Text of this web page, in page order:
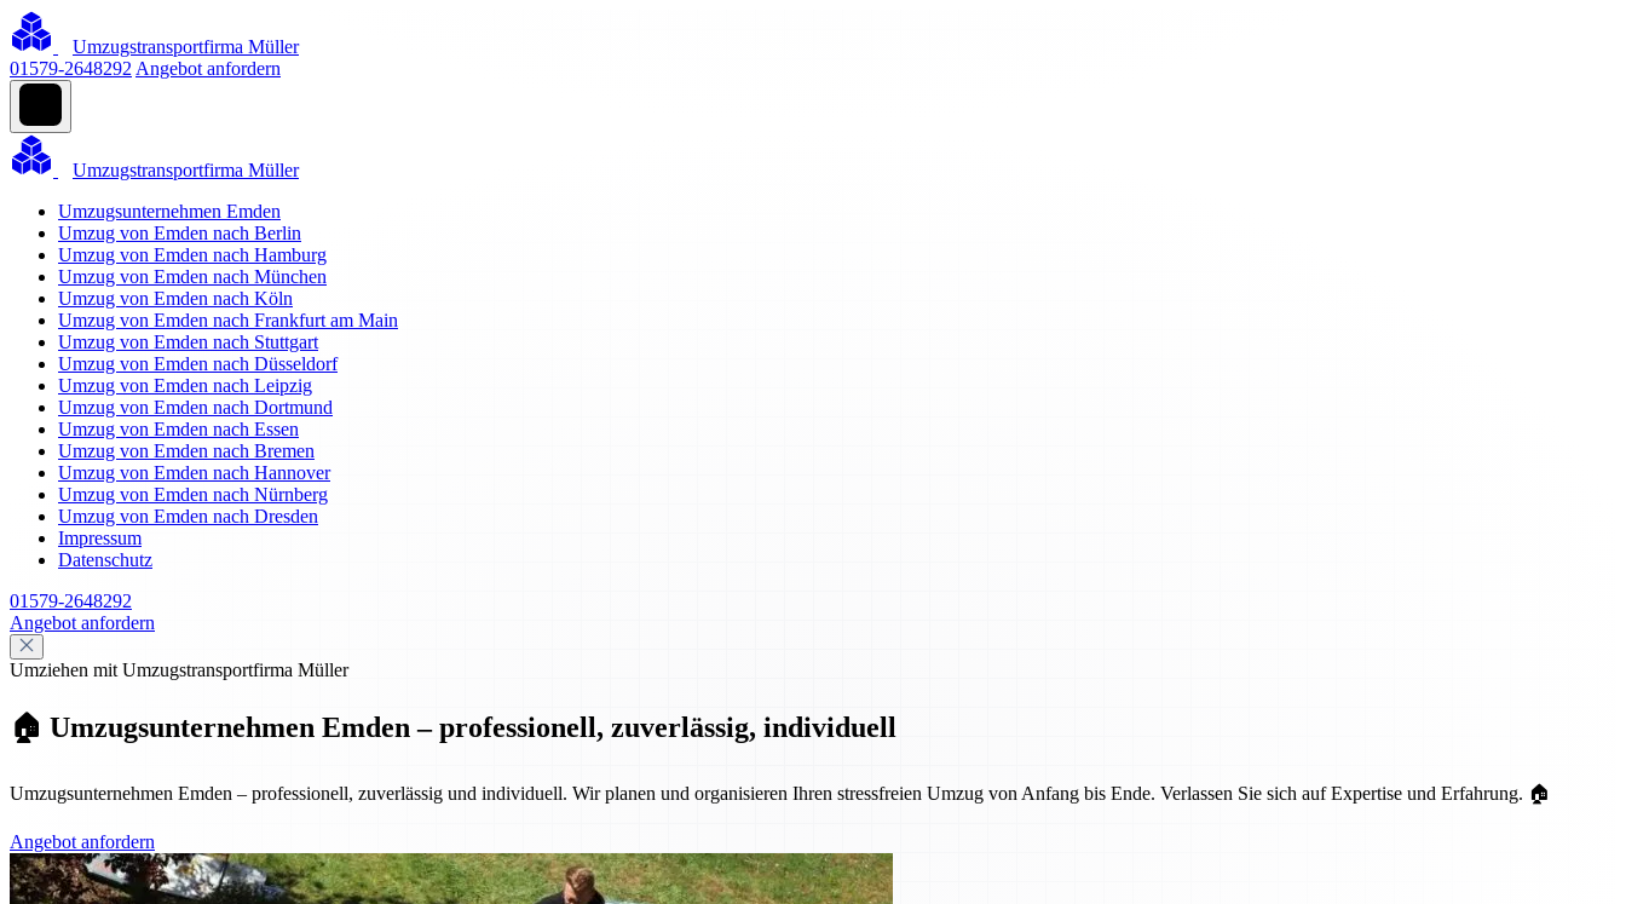
Umzugstransportfirma Müller
01579-2648292 Angebot anfordern
Umzugstransportfirma Müller
Umzugsunternehmen Emden
Umzug von Emden nach Berlin
Umzug von Emden nach Hamburg
Umzug von Emden nach München
Umzug von Emden nach Köln
Umzug von Emden nach Frankfurt am Main
Umzug von Emden nach Stuttgart
Umzug von Emden nach Düsseldorf
Umzug von Emden nach Leipzig
Umzug von Emden nach Dortmund
Umzug von Emden nach Essen
Umzug von Emden nach Bremen
Umzug von Emden nach Hannover
Umzug von Emden nach Nürnberg
Umzug von Emden nach Dresden
Impressum
Datenschutz
01579-2648292
Angebot anfordern
Umziehen mit Umzugstransportfirma Müller
🏠 Umzugsunternehmen Emden – professionell, zuverlässig, individuell
Umzugsunternehmen Emden – professionell, zuverlässig und individuell. Wir planen und organisieren Ihren stressfreien Umzug von Anfang bis Ende. Verlassen Sie sich auf Expertise und Erfahrung. 🏠
Angebot anfordern